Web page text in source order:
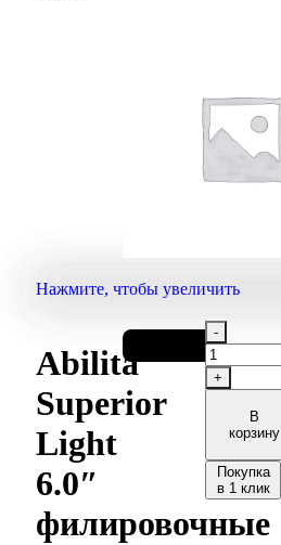
Нажмите, чтобы увеличить
Abilita
Superior
Light
6.0″
филировочные
В
корзину
Покупка
в 1 клик